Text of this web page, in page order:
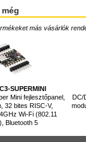
más vásárlók
SUPERMINI
Mini fejlesztőpanel,
32 bites RISC-V,
Wi-Fi (802.11
Bluetooth 5
DC/